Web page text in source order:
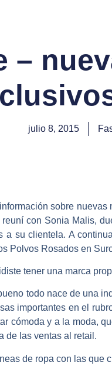
–
julio 8, 2015
sobre
con Sonia Malis,
a su clientela. A
Polvos Rosados en
tener una marca
todo nace de una
importantes en el
cómoda y a la moda,
de las ventas al retail.
de ropa con las que